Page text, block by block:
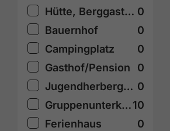
Hütte, Berggasthof
0
Bauernhof
0
Campingplatz
0
Gasthof/Pension
0
Jugendherberge, Selbstversorgerhaus
0
Gruppenunterkunft
10
Ferienhaus
0